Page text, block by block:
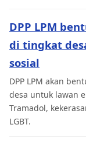
DPP LPM
di tingkat
sosial
DPP LPM akan
desa untuk lawan
Tramadol,
LGBT.